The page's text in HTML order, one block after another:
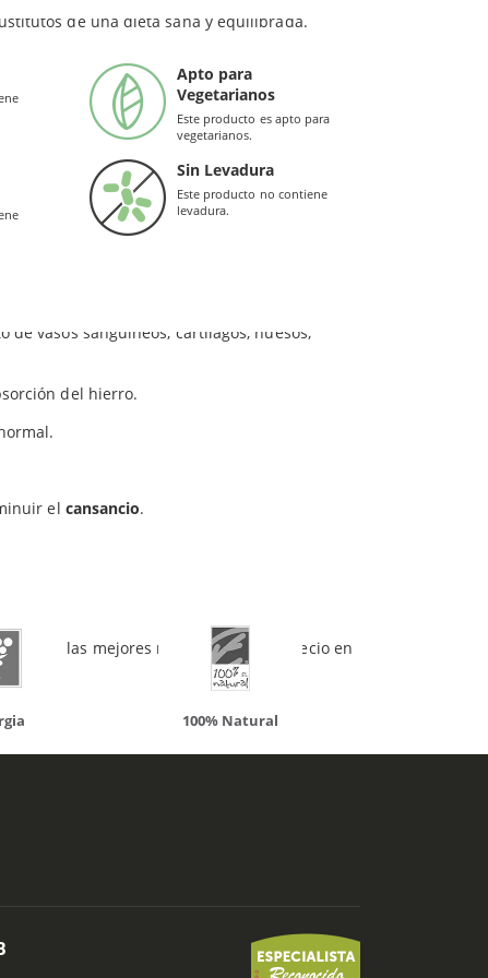
, similar a los ácidos frutales como los
si se toma con comida. Se disuelve
de vasos sanguíneos, cartílagos, huesos,
del hierro.
el cansancio.
de las mejores marcas, al mejor precio en
de una dieta sana y equilibrada.
Apto para
Vegetarianos
Este producto es apto para
vegetarianos.
Sin Levadura
Este producto no contiene
levadura.
Solaray